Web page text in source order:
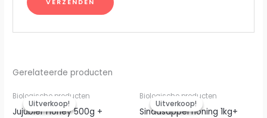
Gerelateerde producten
Uitverkoop!
Uitverkoop!
Biologische producten
Jujubier Honey 500g +
Uitverkoop!
Uitverkoop!
Biologische producten
Sinaasappel honing 1kg+